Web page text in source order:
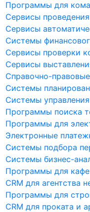
Программы для
Сервисы
Сервисы
Системы
Сервисы проверки
Сервисы
Справочно-
Системы
Системы
Программы поиска
Программы для
Электронные
Системы подбора
Системы бизнес-
Программы для
CRM для агентства
Программы для
CRM для проката и